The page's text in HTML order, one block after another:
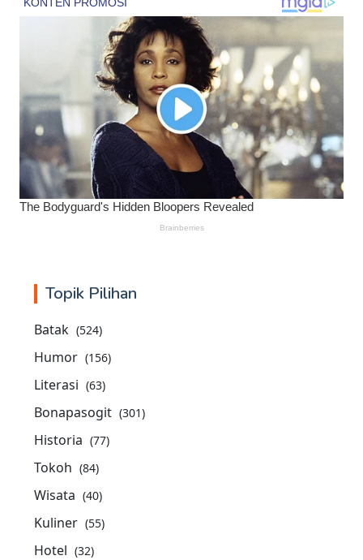
Topik Pilihan
Batak (524)
Humor (156)
Literasi (63)
Bonapasogit (301)
Historia (77)
Tokoh (84)
Wisata (40)
Kuliner (55)
Hotel (32)